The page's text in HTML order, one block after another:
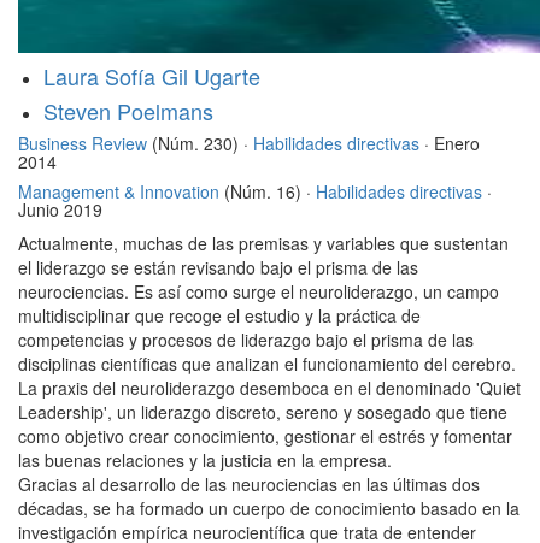
Laura Sofía Gil Ugarte
Steven Poelmans
Business Review (Núm. 230) · Habilidades directivas · Enero
2014
Management & Innovation (Núm. 16) · Habilidades directivas ·
Junio 2019
Actualmente, muchas de las premisas y variables que sustentan
el liderazgo se están revisando bajo el prisma de las
neurociencias. Es así como surge el neuroliderazgo, un campo
multidisciplinar que recoge el estudio y la práctica de
competencias y procesos de liderazgo bajo el prisma de las
disciplinas científicas que analizan el funcionamiento del cerebro.
La praxis del neuroliderazgo desemboca en el denominado 'Quiet
Leadership', un liderazgo discreto, sereno y sosegado que tiene
como objetivo crear conocimiento, gestionar el estrés y fomentar
las buenas relaciones y la justicia en la empresa.
Gracias al desarrollo de las neurociencias en las últimas dos
décadas, se ha formado un cuerpo de conocimiento basado en la
investigación empírica neurocientífica que trata de entender